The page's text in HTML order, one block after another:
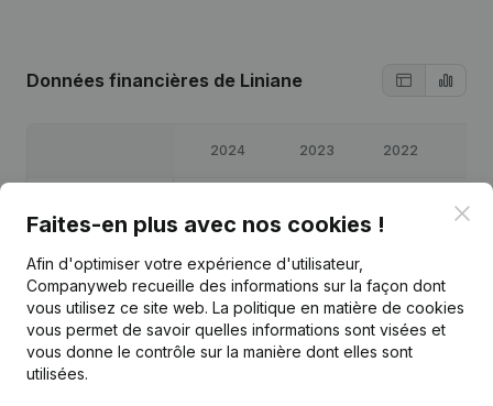
Données financières de Liniane
2024 2023 2022
€4
Capitaux propres €-91 414 €-87 742
Marge brute €-125 €-4 303 €-3 497 €
Faites-en plus avec nos cookies !
Afin d'optimiser votre expérience d'utilisateur,
Companyweb recueille des informations sur la façon dont
vous utilisez ce site web. La politique en matière de cookies
vous permet de savoir quelles informations sont visées et
vous donne le contrôle sur la manière dont elles sont
utilisées.